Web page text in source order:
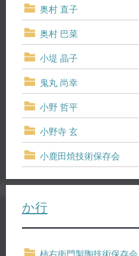
奥村 直子
奥村 巴菜
小堤 晶子
鬼丸 尚幸
小野 哲平
小野寺 玄
小鹿田焼技術保存会
か行
柿右衛門製陶技術保存会